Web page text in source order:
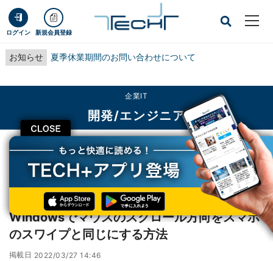
ログイン 新規会員登録
お知らせ 夏季休業期間のお問い合わせについて
CLOSE
企業IT
開発/エンジニア
TECH+ 企業IT
開発/エンジニア
Windowsでマウスのスクロール方向をスマホのスワイプと同じにする方法
Windowsでマウスのスクロール方向をスマホ
のスワイプと同じにする方法
掲載日 2022/03/27 14:46